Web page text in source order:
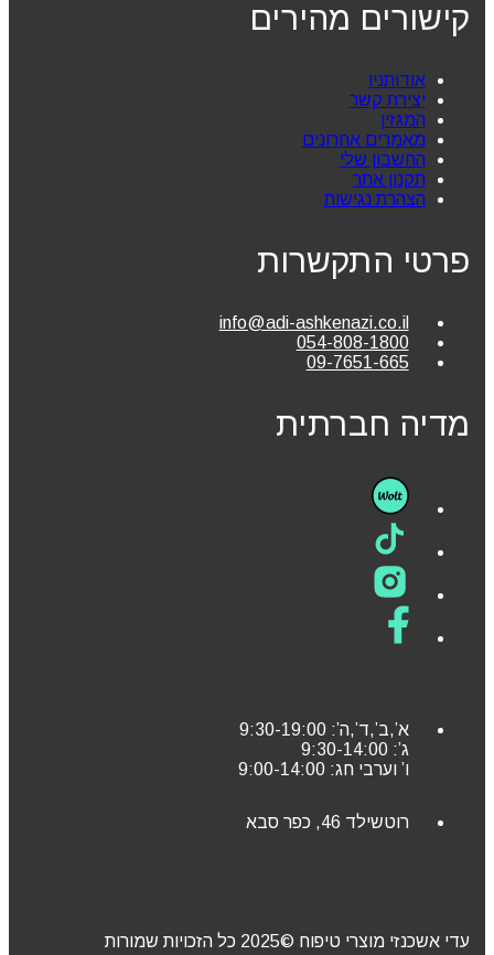
קישורים מהירים
אודותניו
יצירת קשר
המגזין
מאמרים אחרונים
החשבון שלי
תקנון אתר
הצהרת נגישות
פרטי התקשרות
info@adi-ashkenazi.co.il
054-808-1800
09-7651-665
מדיה חברתית
א’,ב’,ד’,ה’: 9:30-19:00
ג’: 9:30-14:00
ו’ וערבי חג: 9:00-14:00
רוטשילד 46, כפר סבא
עדי אשכנזי מוצרי טיפוח ©2025 כל הזכויות שמורות